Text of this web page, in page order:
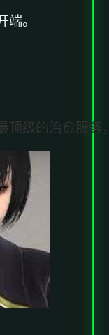
。
级的治愈服务，